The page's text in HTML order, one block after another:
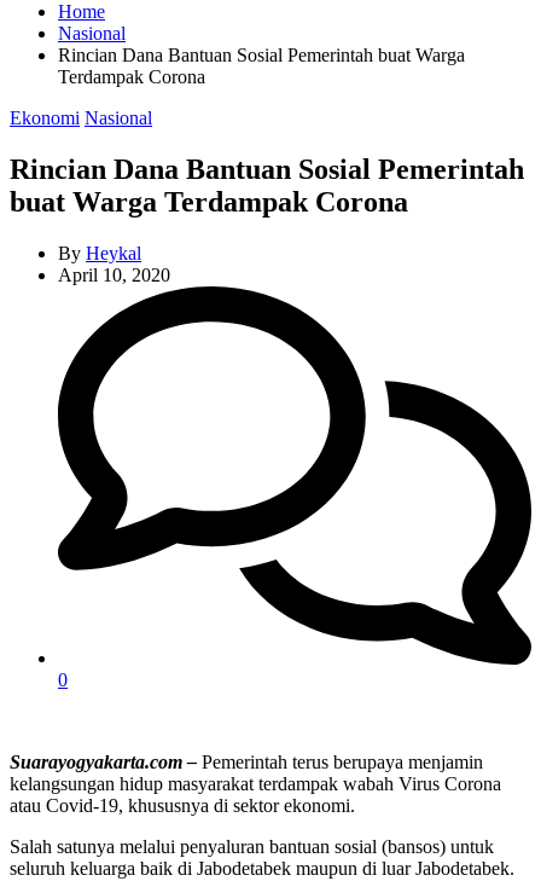
Home
Nasional
Rincian Dana Bantuan Sosial Pemerintah buat Warga
Terdampak Corona
Categories
Ekonomi Nasional
Rincian Dana Bantuan Sosial Pemerintah
buat Warga Terdampak Corona
By Heykal
April 10, 2020
0
Suarayogyakarta.com – Pemerintah terus berupaya menjamin
kelangsungan hidup masyarakat terdampak wabah Virus Corona
atau Covid-19, khususnya di sektor ekonomi.
Salah satunya melalui penyaluran bantuan sosial (bansos) untuk
seluruh keluarga baik di Jabodetabek maupun di luar Jabodetabek.